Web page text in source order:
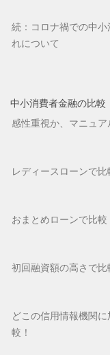
続：コロナ禍での中
れについて
中小消費者金融の比較
感性重視か、マニュア
レディースローンで比
おまとめローンで比較
初回融資額の高さで比
どこの信用情報機関
較！